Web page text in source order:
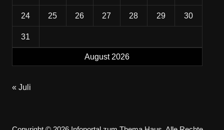
August 2026
24 25 26 27 28 29 30
31
« Juli